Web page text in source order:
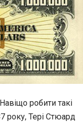
робити такі
року, Тері Стюард